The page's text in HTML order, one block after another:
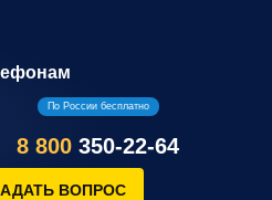
По России бесплатно
8 800 350-22-64